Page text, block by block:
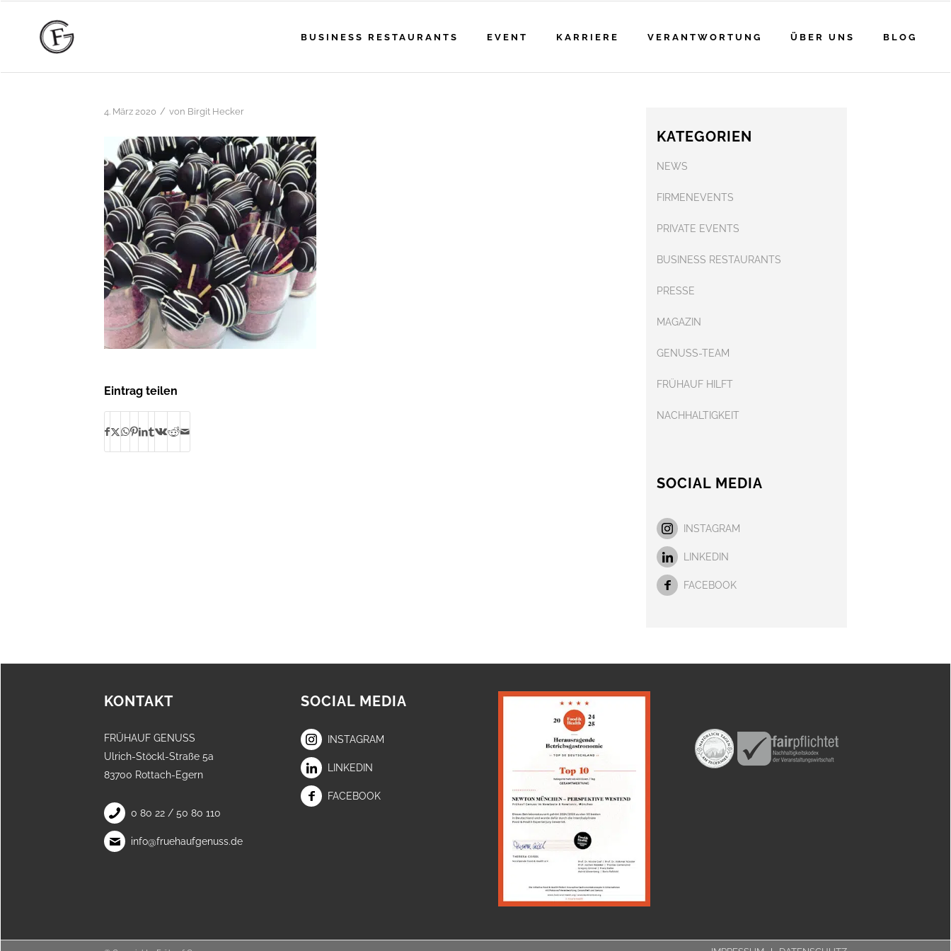
BUSINESS RESTAURANTS EVENT KARRIERE VERANTWORTUNG ÜBER UNS BLOG
4. März 2020 / von Birgit Hecker
Eintrag teilen
KATEGORIEN
NEWS
FIRMENEVENTS
PRIVATE EVENTS
BUSINESS RESTAURANTS
PRESSE
MAGAZIN
GENUSS-TEAM
FRÜHAUF HILFT
NACHHALTIGKEIT
SOCIAL MEDIA
INSTAGRAM
LINKEDIN
FACEBOOK
KONTAKT
FRÜHAUF GENUSS
Ulrich-Stöckl-Straße 5a
83700 Rottach-Egern
0 80 22 / 50 80 110
info@fruehaufgenuss.de
SOCIAL MEDIA
INSTAGRAM
LINKEDIN
FACEBOOK